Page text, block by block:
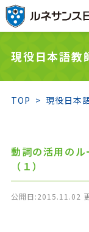
現役日本語教
TOP 現役日本
動詞の活用の
（１）
公開日:2015.11.02